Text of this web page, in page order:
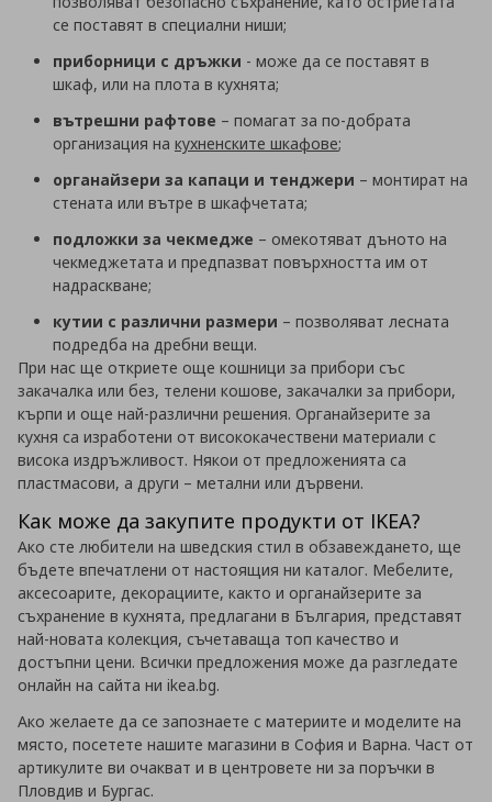
се поставят в специални ниши;
приборници с дръжки - може да се поставят в
шкаф, или на плота в кухнята;
вътрешни рафтове – помагат за по-добрата
организация на кухненските шкафове;
органайзери за капаци и тенджери – монтират на
стената или вътре в шкафчетата;
подложки за чекмедже – омекотяват дъното на
чекмеджетата и предпазват повърхността им от
надраскване;
кутии с различни размери – позволяват лесната
подредба на дребни вещи.
При нас ще откриете още кошници за прибори със
закачалка или без, телени кошове, закачалки за прибори,
кърпи и още най-различни решения. Органайзерите за
кухня са изработени от висококачествени материали с
висока издръжливост. Някои от предложенията са
пластмасови, а други – метални или дървени.
Как може да закупите продукти от IKEA?
Ако сте любители на шведския стил в обзавеждането, ще
бъдете впечатлени от настоящия ни каталог. Мебелите,
аксесоарите, декорациите, както и органайзерите за
съхранение в кухнята, предлагани в България, представят
най-новата колекция, съчетаваща топ качество и
достъпни цени. Всички предложения може да разгледате
онлайн на сайта ни ikea.bg.
Ако желаете да се запознаете с материите и моделите на
място, посетете нашите магазини в София и Варна. Част от
артикулите ви очакват и в центровете ни за поръчки в
Пловдив и Бургас.